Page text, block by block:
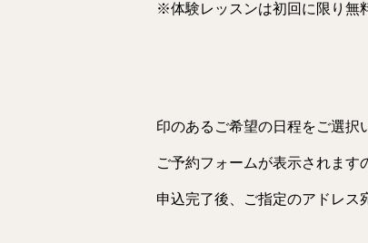
※体験レッスンは初回に限り無
印のあるご希望の日程をご選択
ご予約フォームが表示されます
申込完了後、ご指定のアドレス